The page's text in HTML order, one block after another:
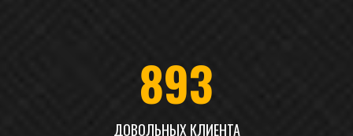
893
ДОВОЛЬНЫХ КЛИЕНТА